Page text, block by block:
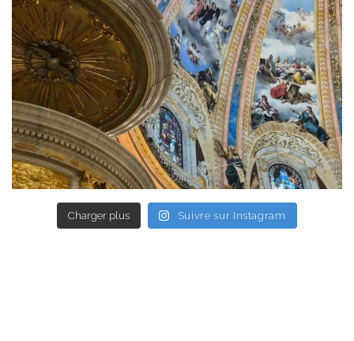
Charger plus Suivre sur Instagram